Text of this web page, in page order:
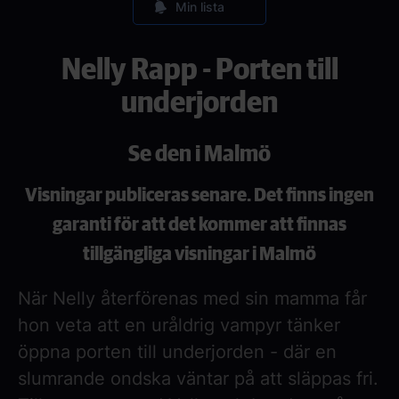
Min lista
Nelly Rapp - Porten till
underjorden
Se den i Malmö
Visningar publiceras senare. Det finns ingen
garanti för att det kommer att finnas
tillgängliga visningar i Malmö
När Nelly återförenas med sin mamma får
hon veta att en uråldrig vampyr tänker
öppna porten till underjorden - där en
slumrande ondska väntar på att släppas fri.